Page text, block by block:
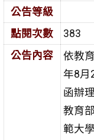
公告等級
點閱次數
383
公告內容
依教
年8月
函辦
教育
範大